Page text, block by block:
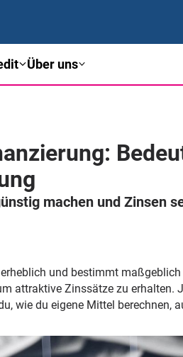
Über uns
machen und Zinsen
und bestimmt
attraktive Zinssätze zu erhalten.
wie du eigene Mittel berechnen,